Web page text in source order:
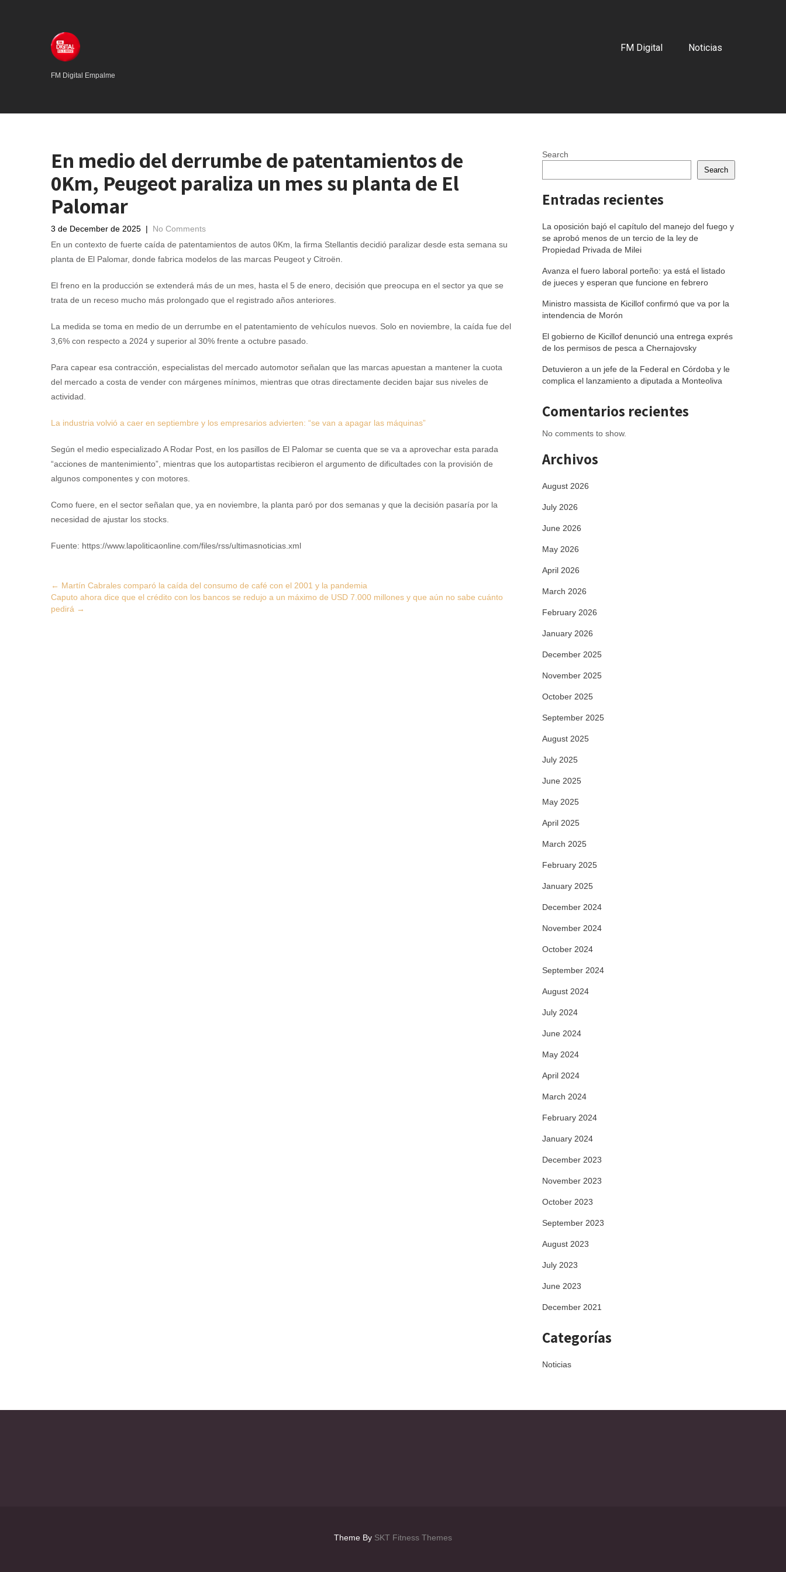
FM Digital Empalme
FM Digital Noticias
En medio del derrumbe de patentamientos de
0Km, Peugeot paraliza un mes su planta de El
Palomar
3 de December de 2025 | No Comments
En un contexto de fuerte caída de patentamientos de autos 0Km, la firma Stellantis decidió paralizar desde esta semana su
planta de El Palomar, donde fabrica modelos de las marcas Peugeot y Citroën.
El freno en la producción se extenderá más de un mes, hasta el 5 de enero, decisión que preocupa en el sector ya que se
trata de un receso mucho más prolongado que el registrado años anteriores.
La medida se toma en medio de un derrumbe en el patentamiento de vehículos nuevos. Solo en noviembre, la caída fue del
3,6% con respecto a 2024 y superior al 30% frente a octubre pasado.
Para capear esa contracción, especialistas del mercado automotor señalan que las marcas apuestan a mantener la cuota
del mercado a costa de vender con márgenes mínimos, mientras que otras directamente deciden bajar sus niveles de
actividad.
La industria volvió a caer en septiembre y los empresarios advierten: “se van a apagar las máquinas”
Según el medio especializado A Rodar Post, en los pasillos de El Palomar se cuenta que se va a aprovechar esta parada
“acciones de mantenimiento”, mientras que los autopartistas recibieron el argumento de dificultades con la provisión de
algunos componentes y con motores.
Como fuere, en el sector señalan que, ya en noviembre, la planta paró por dos semanas y que la decisión pasaría por la
necesidad de ajustar los stocks.
Fuente: https://www.lapoliticaonline.com/files/rss/ultimasnoticias.xml
Post
navigation
← Martín Cabrales comparó la caída del consumo de café con el 2001 y la pandemia
Caputo ahora dice que el crédito con los bancos se redujo a un máximo de USD 7.000 millones y que aún no sabe cuánto
pedirá →
Search
Search
Entradas recientes
La oposición bajó el capítulo del manejo del fuego y
se aprobó menos de un tercio de la ley de
Propiedad Privada de Milei
Avanza el fuero laboral porteño: ya está el listado
de jueces y esperan que funcione en febrero
Ministro massista de Kicillof confirmó que va por la
intendencia de Morón
El gobierno de Kicillof denunció una entrega exprés
de los permisos de pesca a Chernajovsky
Detuvieron a un jefe de la Federal en Córdoba y le
complica el lanzamiento a diputada a Monteoliva
Comentarios recientes
No comments to show.
Archivos
August 2026
July 2026
June 2026
May 2026
April 2026
March 2026
February 2026
January 2026
December 2025
November 2025
October 2025
September 2025
August 2025
July 2025
June 2025
May 2025
April 2025
March 2025
February 2025
January 2025
December 2024
November 2024
October 2024
September 2024
August 2024
July 2024
June 2024
May 2024
April 2024
March 2024
February 2024
January 2024
December 2023
November 2023
October 2023
September 2023
August 2023
July 2023
June 2023
December 2021
Categorías
Noticias
Theme By SKT Fitness Themes